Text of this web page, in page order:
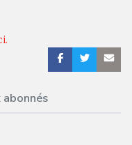
abonnés